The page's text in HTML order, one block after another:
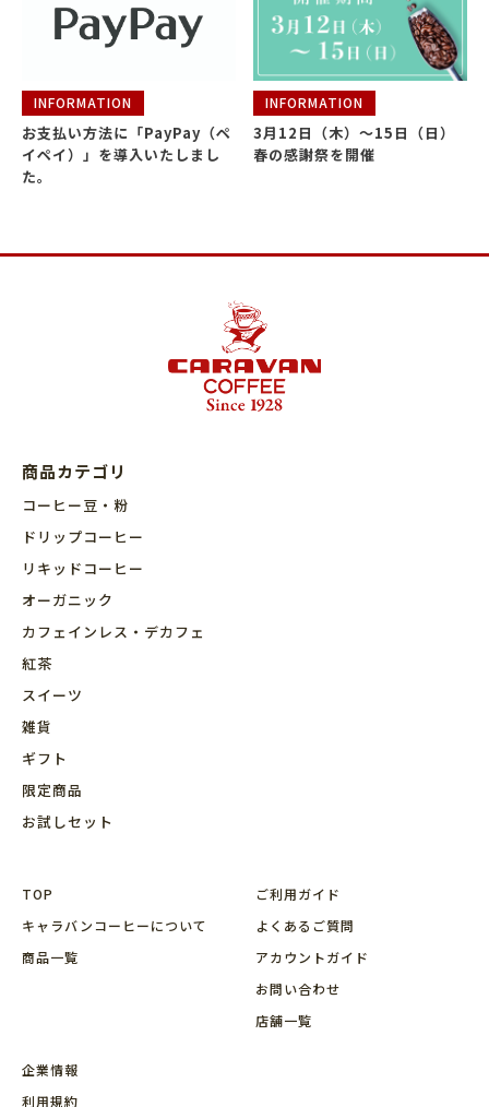
INFORMATION
お支払い方法に「PayPay（ペ
イペイ）」を導入いたしまし
た。
INFORMATION
3月12日（木）～15日（日）
春の感謝祭を開催
商品カテゴリ
コーヒー豆・粉
ドリップコーヒー
リキッドコーヒー
オーガニック
カフェインレス・デカフェ
紅茶
スイーツ
雑貨
ギフト
限定商品
お試しセット
TOP
キャラバンコーヒーについて
商品⼀覧
ご利用ガイド
よくあるご質問
アカウントガイド
お問い合わせ
店舗⼀覧
企業情報
利用規約